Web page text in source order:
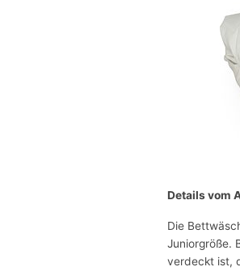
Details vom
Die
Juniorgröße.
verdeckt ist,